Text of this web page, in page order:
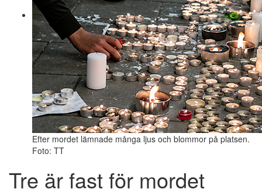
Efter mordet lämnade många ljus och blommor på platsen.
Foto: TT
Tre är fast för mordet